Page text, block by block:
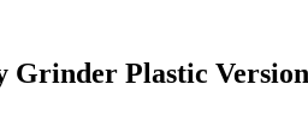
Grinder Plastic